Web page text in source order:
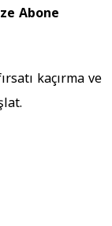
Abone
kaçırma ve